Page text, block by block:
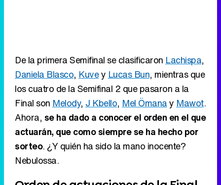
De la primera Semifinal se clasificaron Lachispa,
Daniela Blasco, Kuvey Lucas Bun, mientras que
los cuatro de la Semifinal 2 que pasaron a la
Final son Melody, J Kbello, Mel Ömanay Mawot.
Ahora, se ha dado a conocer el orden en el que
actuarán, que como siempre se ha hecho por
sorteo. ¿Y quién ha sido la mano inocente?
Nebulossa.